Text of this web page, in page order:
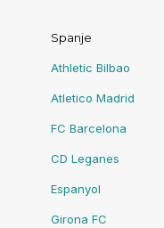
Spanje
Athletic Bilbao
Atletico Madrid
FC Barcelona
CD Leganes
Espanyol
Girona FC